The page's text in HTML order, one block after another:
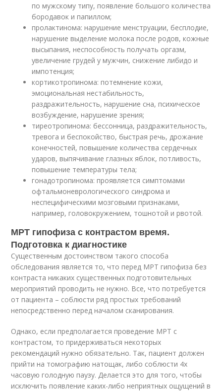
по мужскому типу, появление большого количества
бородавок и папиллом;
пролактинома: нарушение менструации, бесплодие,
нарушение выделение молока после родов, кожные
высыпания, неспособность получать оргазм,
увеличение грудей у мужчин, снижение либидо и
импотенция;
кортикотропинома: потемнение кожи,
эмоциональная нестабильность,
раздражительность, нарушение сна, психическое
возбуждение, нарушение зрения;
тиреотропинома: бессонница, раздражительность,
тревога и беспокойство, быстрая речь, дрожание
конечностей, повышение количества сердечных
ударов, выпячивание глазных яблок, потливость,
повышение температуры тела;
гонадотропинома: проявляется симптомами
офтальмоневрологического синдрома и
неспецифическими мозговыми признаками,
например, головокружением, тошнотой и рвотой.
МРТ гипофиза с контрастом время.
Подготовка к диагностике
Существенным достоинством такого способа
обследования является то, что перед МРТ гипофиза без
контраста никаких существенных подготовительных
мероприятий проводить не нужно. Все, что потребуется
от пациента – соблюсти ряд простых требований
непосредственно перед началом сканирования.
Однако, если предполагается проведение МРТ с
контрастом, то придерживаться некоторых
рекомендаций нужно обязательно. Так, пациент должен
прийти на томографию натощак, либо соблюсти 4х
часовую голодную паузу. Делается это для того, чтобы
исключить появление каких-либо неприятных ощущений в